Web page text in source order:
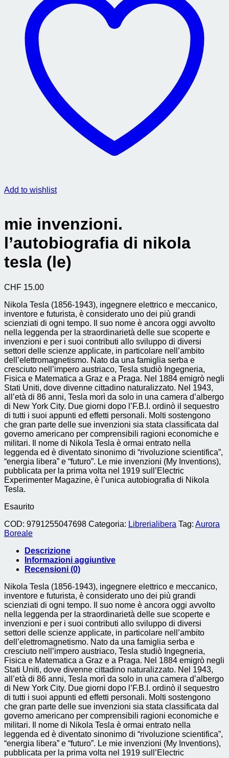
Add to wishlist
mie invenzioni.
l’autobiografia di nikola
tesla (le)
CHF 15.00
Nikola Tesla (1856-1943), ingegnere elettrico e meccanico,
inventore e futurista, è considerato uno dei più grandi
scienziati di ogni tempo. Il suo nome è ancora oggi avvolto
nella leggenda per la straordinarietà delle sue scoperte e
invenzioni e per i suoi contributi allo sviluppo di diversi
settori delle scienze applicate, in particolare nell’ambito
dell’elettromagnetismo. Nato da una famiglia serba e
cresciuto nell’impero austriaco, Tesla studiò Ingegneria,
Fisica e Matematica a Graz e a Praga. Nel 1884 emigrò negli
Stati Uniti, dove divenne cittadino naturalizzato. Nel 1943,
all’età di 86 anni, Tesla morì da solo in una camera d’albergo
di New York City. Due giorni dopo l’F.B.I. ordinò il sequestro
di tutti i suoi appunti ed effetti personali. Molti sostengono
che gran parte delle sue invenzioni sia stata classificata dal
governo americano per comprensibili ragioni economiche e
militari. Il nome di Nikola Tesla è ormai entrato nella
leggenda ed è diventato sinonimo di “rivoluzione scientifica”,
“energia libera” e “futuro”. Le mie invenzioni (My Inventions),
pubblicata per la prima volta nel 1919 sull’Electric
Experimenter Magazine, è l’unica autobiografia di Nikola
Tesla.
Esaurito
COD: 9791255047698 Categoria: Librerialibera Tag: Aurora
Boreale
Descrizione
Informazioni aggiuntive
Recensioni (0)
Nikola Tesla (1856-1943), ingegnere elettrico e meccanico,
inventore e futurista, è considerato uno dei più grandi
scienziati di ogni tempo. Il suo nome è ancora oggi avvolto
nella leggenda per la straordinarietà delle sue scoperte e
invenzioni e per i suoi contributi allo sviluppo di diversi
settori delle scienze applicate, in particolare nell’ambito
dell’elettromagnetismo. Nato da una famiglia serba e
cresciuto nell’impero austriaco, Tesla studiò Ingegneria,
Fisica e Matematica a Graz e a Praga. Nel 1884 emigrò negli
Stati Uniti, dove divenne cittadino naturalizzato. Nel 1943,
all’età di 86 anni, Tesla morì da solo in una camera d’albergo
di New York City. Due giorni dopo l’F.B.I. ordinò il sequestro
di tutti i suoi appunti ed effetti personali. Molti sostengono
che gran parte delle sue invenzioni sia stata classificata dal
governo americano per comprensibili ragioni economiche e
militari. Il nome di Nikola Tesla è ormai entrato nella
leggenda ed è diventato sinonimo di “rivoluzione scientifica”,
“energia libera” e “futuro”. Le mie invenzioni (My Inventions),
pubblicata per la prima volta nel 1919 sull’Electric